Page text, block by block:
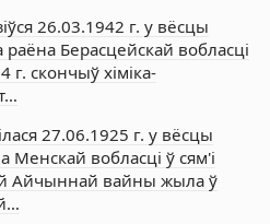
26.03.1942 г. у вёсцы
Берасцейскай вобласці
г. скончыў хіміка-
27.06.1925 г. у вёсцы
Менскай вобласці ў сям'і
Айчыннай вайны жыла ў